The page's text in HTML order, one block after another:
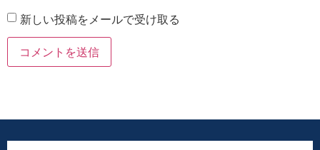
新しい投稿をメールで受け取る